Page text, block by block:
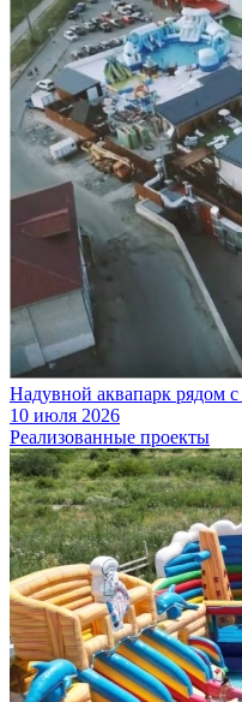
Надувной аквапарк рядом
10 июля 2026
Реализованные проекты